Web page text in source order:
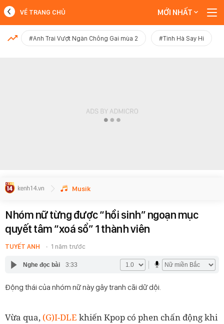
MỚI NHẤT
VỀ TRANG CHỦ MỚI NHẤT
#Anh Trai Vượt Ngàn Chông Gai mùa 2 #Tinh Hà Say Hi
Musik
Nhóm nữ từng được “hồi sinh” ngoạn mục
quyết tâm “xoá sổ” 1 thành viên
TUYẾT ANH 1 năm trước
Nghe đọc bài 3:33
Động thái của nhóm nữ này gây tranh cãi dữ dội.
Vừa qua, (G)I-DLE khiến Kpop có phen chấn động khi